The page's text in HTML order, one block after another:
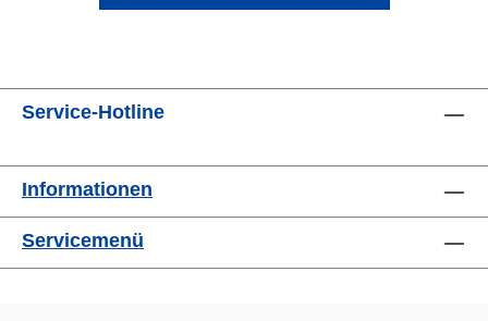
Service-Hotline
Informationen
Servicemenü